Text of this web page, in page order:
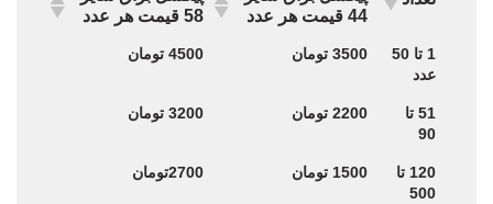
44 قیمت هر عدد
58 قیمت هر عدد
تعداد
پیکسل براق سایز
پیکسل براق سایز
1 تا 50
عدد
3500 تومان 4500 تومان
51 تا
90
2200 تومان 3200 تومان
120 تا
500
1500 تومان 2700تومان